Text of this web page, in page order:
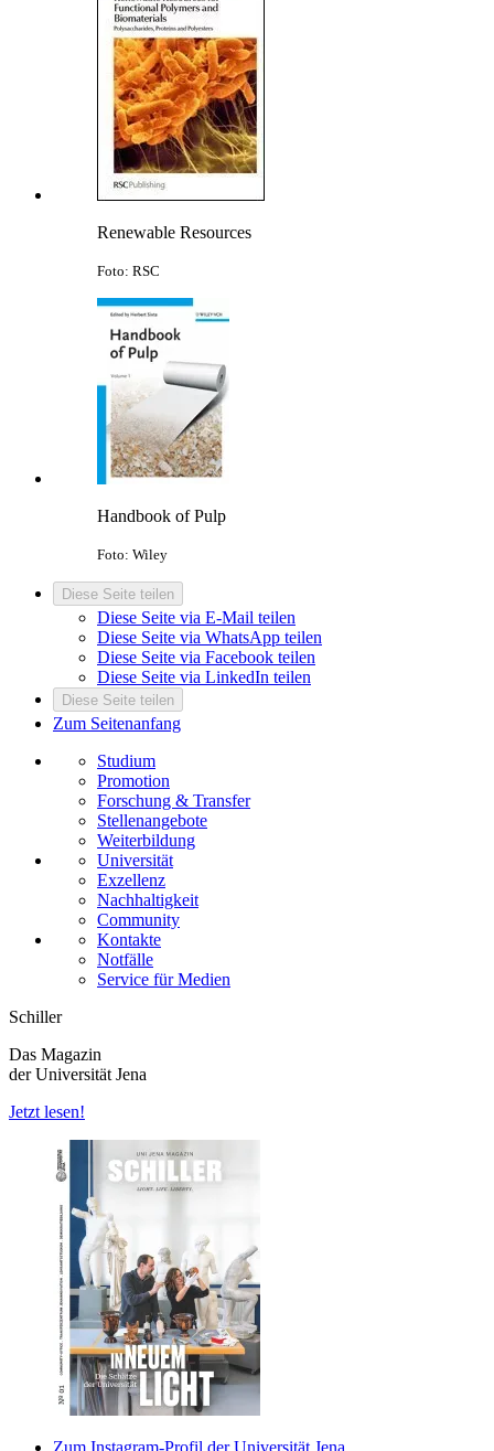
Renewable Resources
Foto: RSC
Handbook of Pulp
Foto: Wiley
Diese Seite teilen
Diese Seite via E-Mail teilen
Diese Seite via WhatsApp teilen
Diese Seite via Facebook teilen
Diese Seite via LinkedIn teilen
Diese Seite teilen
Zum Seitenanfang
Studium
Promotion
Forschung & Transfer
Stellenangebote
Weiterbildung
Universität
Exzellenz
Nachhaltigkeit
Community
Kontakte
Notfälle
Service für Medien
Schiller
Das Magazin
der Universität Jena
Jetzt lesen!
Zum Instagram-Profil der Universität Jena